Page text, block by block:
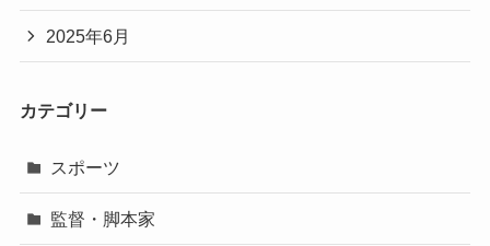
2025年6月
カテゴリー
スポーツ
監督・脚本家